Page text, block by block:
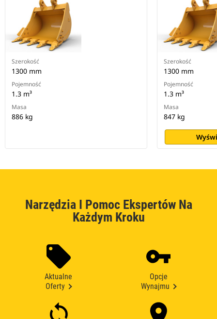
Szerokość
1300 mm
Pojemność
1.3 m³
Masa
886 kg
Szerokość
1300 mm
Pojemność
1.3 m³
Masa
847 kg
Narzędzia I Pomoc Ekspertów Na
Każdym Kroku
Aktualne
Oferty
Opcje
Wynajmu